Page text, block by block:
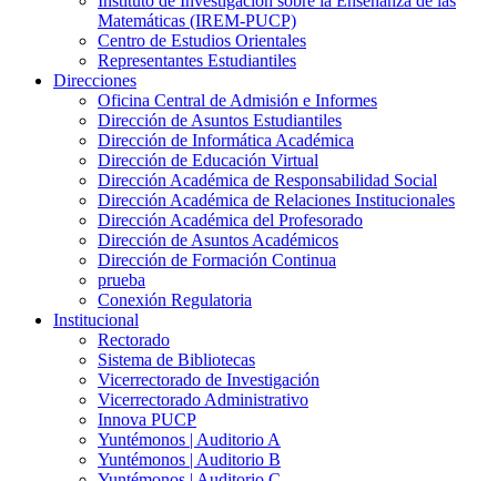
Matemáticas (IREM-PUCP)
Centro de Estudios Orientales
Representantes Estudiantiles
Direcciones
Oficina Central de Admisión e Informes
Dirección de Asuntos Estudiantiles
Dirección de Informática Académica
Dirección de Educación Virtual
Dirección Académica de Responsabilidad Social
Dirección Académica de Relaciones Institucionales
Dirección Académica del Profesorado
Dirección de Asuntos Académicos
Dirección de Formación Continua
prueba
Conexión Regulatoria
Institucional
Rectorado
Sistema de Bibliotecas
Vicerrectorado de Investigación
Vicerrectorado Administrativo
Innova PUCP
Yuntémonos | Auditorio A
Yuntémonos | Auditorio B